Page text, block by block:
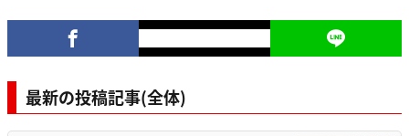
最新の投稿記事(全体)